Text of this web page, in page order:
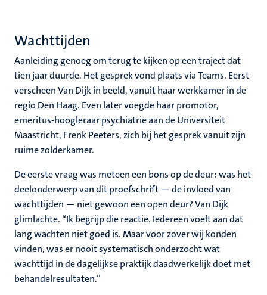
Wachttijden
Aanleiding genoeg om terug te kijken op een traject dat
tien jaar duurde. Het gesprek vond plaats via Teams. Eerst
verscheen Van Dijk in beeld, vanuit haar werkkamer in de
regio Den Haag. Even later voegde haar promotor,
emeritus-hoogleraar psychiatrie aan de Universiteit
Maastricht, Frenk Peeters, zich bij het gesprek vanuit zijn
ruime zolderkamer.
De eerste vraag was meteen een bons op de deur: was het
deelonderwerp van dit proefschrift — de invloed van
wachttijden — niet gewoon een open deur? Van Dijk
glimlachte. “Ik begrijp die reactie. Iedereen voelt aan dat
lang wachten niet goed is. Maar voor zover wij konden
vinden, was er nooit systematisch onderzocht wat
wachttijd in de dagelijkse praktijk daadwerkelijk doet met
behandelresultaten.”